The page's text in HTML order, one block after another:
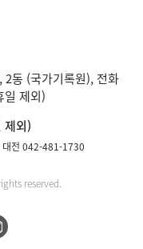
2동 (국가기록원), 전화
제외)
외)
대전 042-481-1730
reserved.